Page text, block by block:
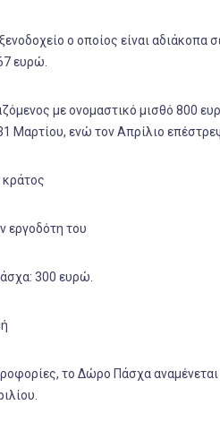
ο οποίος είναι
ευρώ.
με ονομαστικό μισθό 800
Μαρτίου, ενώ τον Απρίλιο
εργοδότη του
300 ευρώ.
το Δώρο Πάσχα